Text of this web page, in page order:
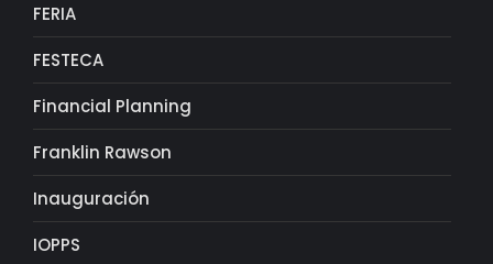
FERIA
FESTECA
Financial Planning
Franklin Rawson
Inauguración
IOPPS